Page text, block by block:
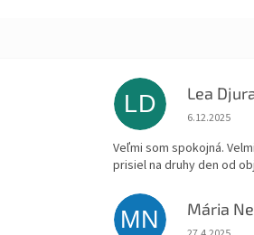
LD Lea
Hodnotenie
6.12.2025
Veľmi som spokojná.
prisiel na druhy den od
MN Mária
Hodnotenie